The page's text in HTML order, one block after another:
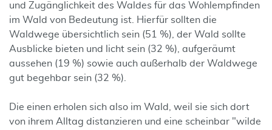
und Zugänglichkeit des Waldes für das Wohlempfinden
im Wald von Bedeutung ist. Hierfür sollten die
Waldwege übersichtlich sein (51 %), der Wald sollte
Ausblicke bieten und licht sein (32 %), aufgeräumt
aussehen (19 %) sowie auch außerhalb der Waldwege
gut begehbar sein (32 %).
Die einen erholen sich also im Wald, weil sie sich dort
von ihrem Alltag distanzieren und eine scheinbar "wilde